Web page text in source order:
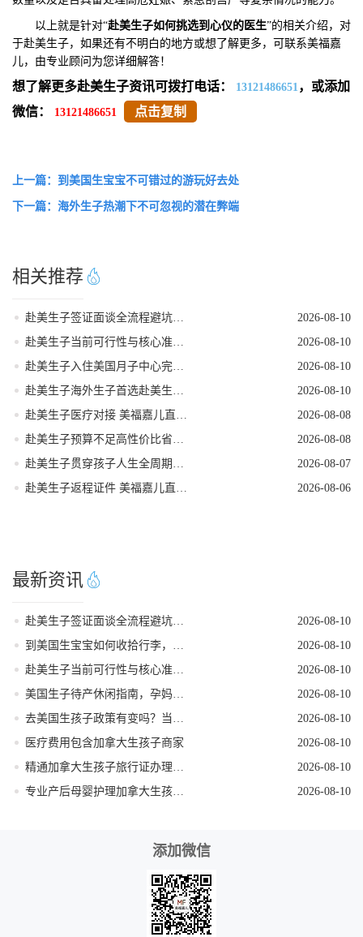
以上就是针对“赴美生子如何挑选到心仪的医生”的相关介绍，对
于赴美生子，如果还有不明白的地方或想了解更多，可联系美福嘉
儿，由专业顾问为您详细解答！
想了解更多赴美生子资讯可拨打电话： 13121486651 ，或添加
微信：
13121486651 点击复制
上一篇：到美国生宝宝不可错过的游玩好去处
下一篇：海外生子热潮下不可忽视的潜在弊端
相关推荐
2026-08-10
2026-08-10
2026-08-10
2026-08-10
2026-08-08
2026-08-08
2026-08-07
2026-08-06
最新资讯
2026-08-10
2026-08-10
2026-08-10
2026-08-10
2026-08-10
医疗费用包含加拿大生孩子商家
2026-08-10
2026-08-10
2026-08-10
添加微信